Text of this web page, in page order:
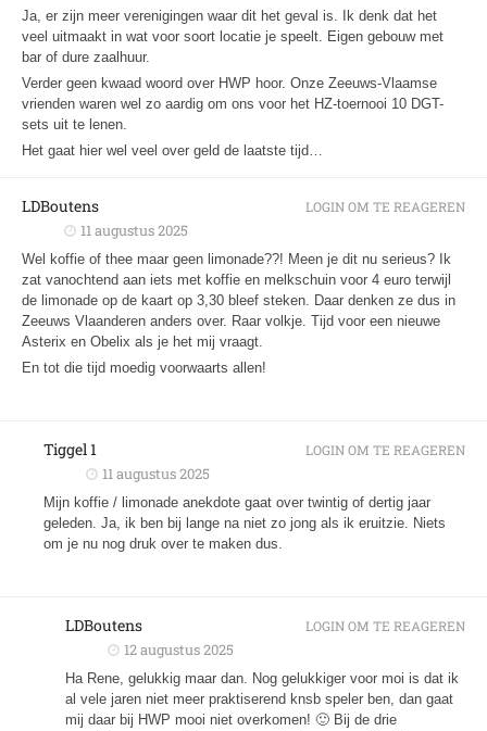
Ja, er zijn meer verenigingen waar dit het geval is. Ik denk dat het
veel uitmaakt in wat voor soort locatie je speelt. Eigen gebouw met
bar of dure zaalhuur.
Verder geen kwaad woord over HWP hoor. Onze Zeeuws-Vlaamse
vrienden waren wel zo aardig om ons voor het HZ-toernooi 10 DGT-
sets uit te lenen.
Het gaat hier wel veel over geld de laatste tijd…
LDBoutens
11 augustus 2025
Wel koffie of thee maar geen limonade??! Meen je dit nu serieus? Ik
zat vanochtend aan iets met koffie en melkschuin voor 4 euro terwijl
de limonade op de kaart op 3,30 bleef steken. Daar denken ze dus in
Zeeuws Vlaanderen anders over. Raar volkje. Tijd voor een nieuwe
Asterix en Obelix als je het mij vraagt.
En tot die tijd moedig voorwaarts allen!
LOGIN OM TE REAGEREN
Tiggel 1
11 augustus 2025
Mijn koffie / limonade anekdote gaat over twintig of dertig jaar
geleden. Ja, ik ben bij lange na niet zo jong als ik eruitzie. Niets
om je nu nog druk over te maken dus.
LOGIN OM TE REAGEREN
LDBoutens
12 augustus 2025
Ha Rene, gelukkig maar dan. Nog gelukkiger voor moi is dat ik
al vele jaren niet meer praktiserend knsb speler ben, dan gaat
mij daar bij HWP mooi niet overkomen! 🙂 Bij de drie
LOGIN OM TE REAGEREN